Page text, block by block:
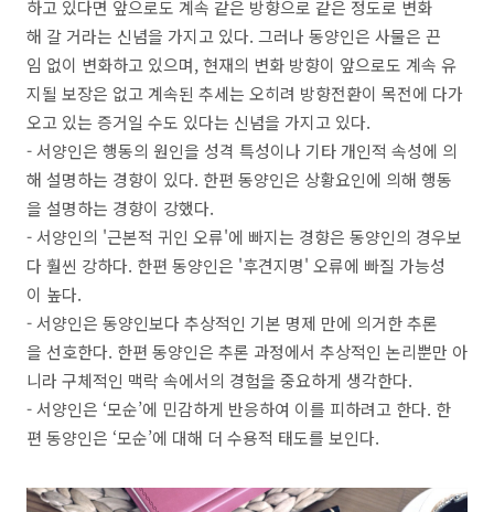
하고 있다면 앞으로도 계속 같은 방향으로 같은 정도로 변화
해 갈 거라는 신념을 가지고 있다. 그러나 동양인은 사물은 끈
임 없이 변화하고 있으며, 현재의 변화 방향이 앞으로도 계속 유
지될 보장은 없고 계속된 추세는 오히려 방향전환이 목전에 다가
오고 있는 증거일 수도 있다는 신념을 가지고 있다.
- 서양인은 행동의 원인을 성격 특성이나 기타 개인적 속성에 의
해 설명하는 경향이 있다. 한편 동양인은 상황요인에 의해 행동
을 설명하는 경향이 강했다.​
- 서양인의 '근본적 귀인 오류'에 빠지는 경향은 동양인의 경우보
다 훨씬 강하다. 한편 동양인은 '후견지명' 오류에 빠질 가능성
이 높다.​
- 서양인은 동양인보다 추상적인 기본 명제 만에 의거한 추론
을 선호한다. 한편 동양인은 추론 과정에서 추상적인 논리뿐만 아
니라 구체적인 맥락 속에서의 경험을 중요하게 생각한다.​
- 서양인은 ‘모순’에 민감하게 반응하여 이를 피하려고 한다. 한
편 동양인은 ‘모순’에 대해 더 수용적 태도를 보인다.​